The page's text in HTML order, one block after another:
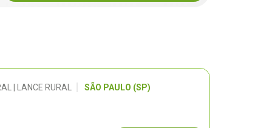
| LANCE RURAL SÃO PAULO (SP)